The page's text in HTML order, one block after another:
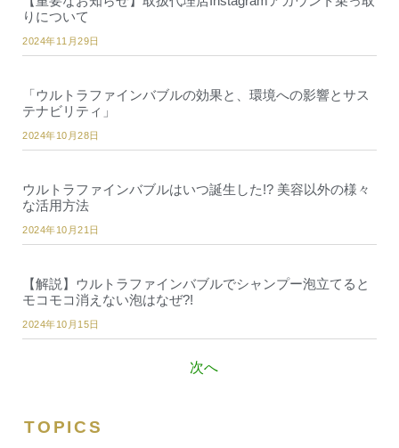
りについて
2024年11月29日
「ウルトラファインバブルの効果と、環境への影響とサス
テナビリティ」
2024年10月28日
ウルトラファインバブルはいつ誕生した!? 美容以外の様々
な活用方法
2024年10月21日
【解説】ウルトラファインバブルでシャンプー泡立てると
モコモコ消えない泡はなぜ?!
2024年10月15日
次へ
TOPICS